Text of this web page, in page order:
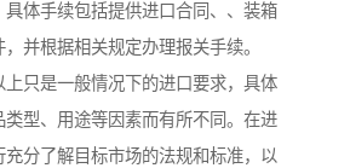
具体手续包括提供进口合同、、装箱
并根据相关规定办理报关手续。
上只是一般情况下的进口要求，具体
类型、用途等因素而有所不同。在进
充分了解目标市场的法规和标准，以